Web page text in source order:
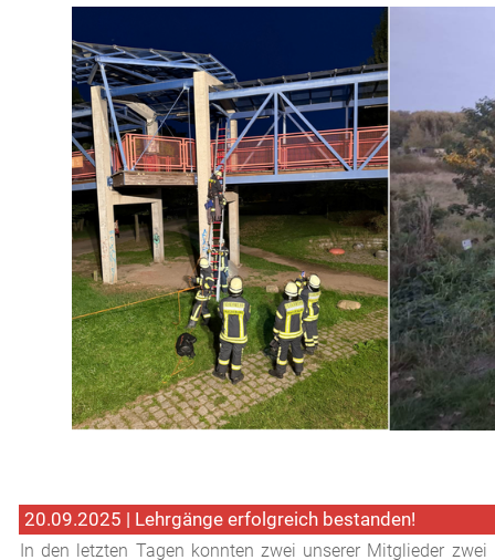
20.09.2025 | Lehrgänge erfolgreich bestanden!
In den letzten Tagen konnten zwei unserer Mitglieder